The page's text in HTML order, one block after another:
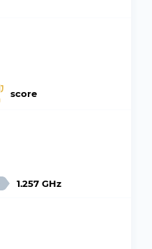
score
1.257 GHz